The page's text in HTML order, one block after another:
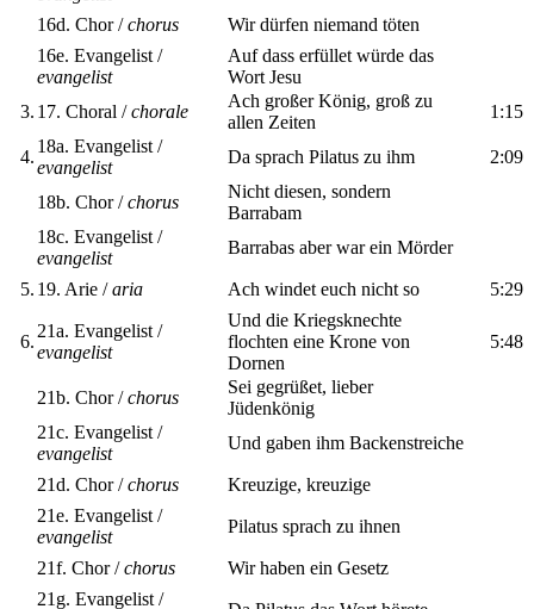
16d. Chor /chorus
Wir dürfen niemand töten
16e. Evangelist /
evangelist
Auf dass erfüllet würde das
Wort Jesu
3. 17. Choral /chorale
Ach großer König, groß zu
allen Zeiten
1:15
4.
18a. Evangelist /
evangelist
Da sprach Pilatus zu ihm 2:09
18b. Chor /chorus
Nicht diesen, sondern
Barrabam
18c. Evangelist /
evangelist
Barrabas aber war ein Mörder
5. 19. Arie /aria Ach windet euch nicht so 5:29
6.
21a. Evangelist /
evangelist
Und die Kriegsknechte
flochten eine Krone von
Dornen
5:48
21b. Chor /chorus
Sei gegrüßet, lieber
Jüdenkönig
21c. Evangelist /
evangelist
Und gaben ihm Backenstreiche
21d. Chor /chorus
Kreuzige, kreuzige
21e. Evangelist /
evangelist
Pilatus sprach zu ihnen
21f. Chor /chorus
Wir haben ein Gesetz
21g. Evangelist /